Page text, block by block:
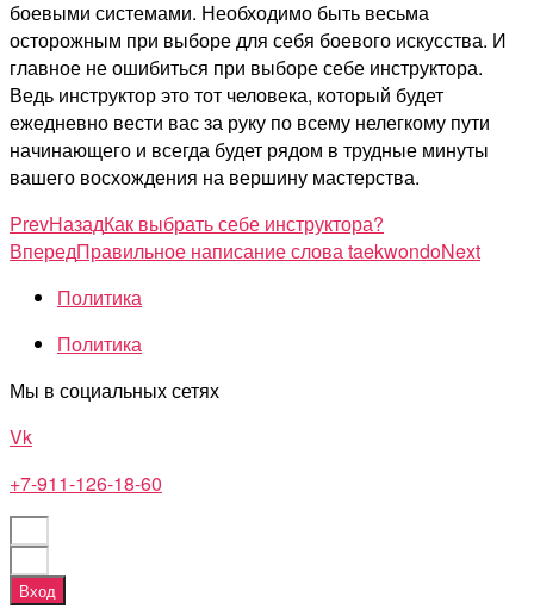
боевыми системами. Необходимо быть весьма
осторожным при выборе для себя боевого искусства. И
главное не ошибиться при выборе себе инструктора.
Ведь инструктор это тот человека, который будет
ежедневно вести вас за руку по всему нелегкому пути
начинающего и всегда будет рядом в трудные минуты
вашего восхождения на вершину мастерства.
PrevНазадКак выбрать себе инструктора?
ВпередПравильное написание слова taekwondoNext
Политика
Политика
Мы в социальных сетях
Vk
+7-911-126-18-60
Вход